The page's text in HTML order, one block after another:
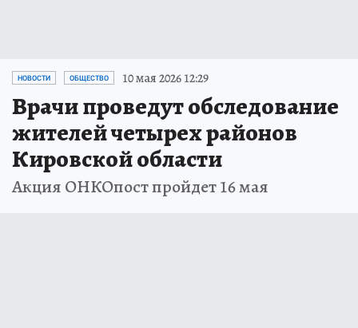
НОВОСТИ ОБЩЕСТВО 10 мая 2026 12:29
Врачи проведут обследование
жителей четырех районов
Кировской области
Акция ОНКОпост пройдет 16 мая